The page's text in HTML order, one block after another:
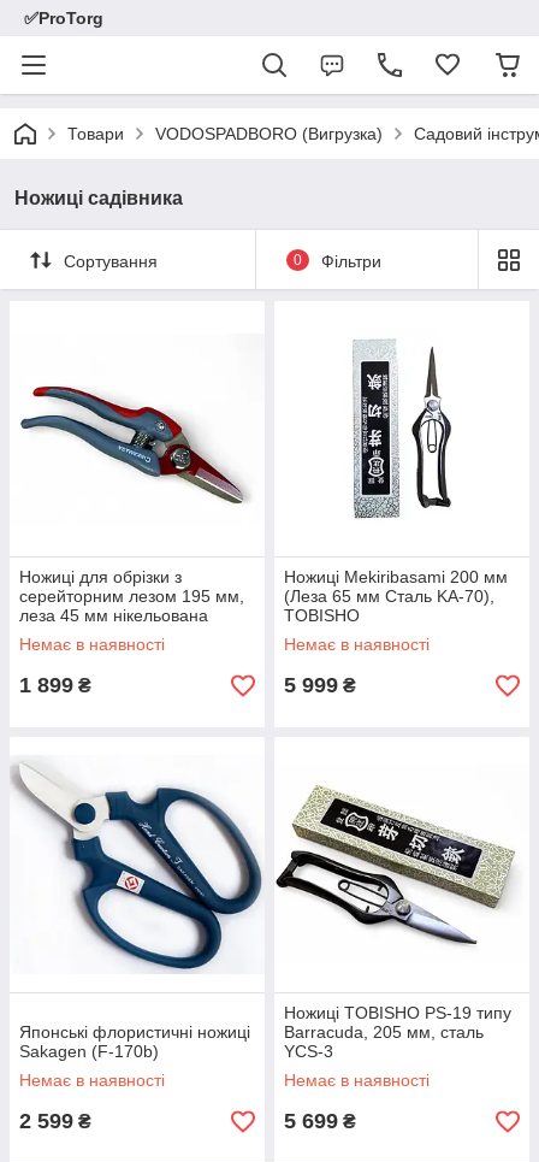
✅ProTorg
Товари VODOSPADBORO (Вигрузка) Садовий
Ножиці садівника
Сортування 0 Фільтри
Ножиці для обрізки з
серейторним лезом 195 мм,
леза 45 мм нікельована
вуглецева сталь, CHIKAMASA
TS-66B (4967645130904)
Немає в наявності
1 899 ₴
Ножиці Mekiribasami 200 мм
(Леза 65 мм Сталь KA-70),
TOBISHO
Немає в наявності
5 999 ₴
Японські флористичні ножиці
Sakagen (F-170b)
Немає в наявності
2 599 ₴
Ножиці TOBISHO PS-19 типу
Barracuda, 205 мм, сталь
YCS-3
Немає в наявності
5 699 ₴